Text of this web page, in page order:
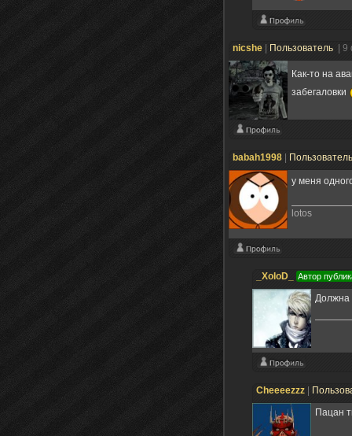
nicshe Пользователь |
Как-то на
забегаловки
babah1998
у меня
lotos
_XoloD_ Автор
Должна
Cheeeezzz
Пацан